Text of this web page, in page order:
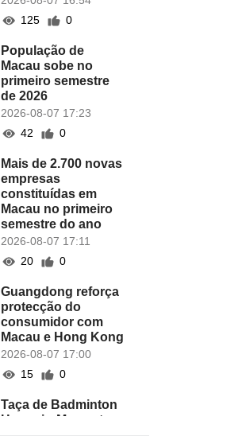
125
0
População de
Macau sobe no
primeiro semestre
de 2026
2026-08-07 17:23
42
0
Mais de 2.700 novas
empresas
constituídas em
Macau no primeiro
semestre do ano
2026-08-07 17:11
20
0
Guangdong reforça
protecção do
consumidor com
Macau e Hong Kong
2026-08-07 17:00
15
0
Taça de Badminton
Hengqin-Macau tem